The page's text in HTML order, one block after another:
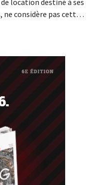
ne considère pas cette